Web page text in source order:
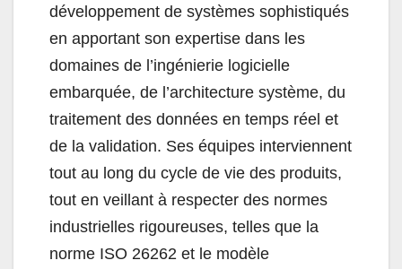
développement de systèmes sophistiqués
en apportant son expertise dans les
domaines de l’ingénierie logicielle
embarquée, de l’architecture système, du
traitement des données en temps réel et
de la validation. Ses équipes interviennent
tout au long du cycle de vie des produits,
tout en veillant à respecter des normes
industrielles rigoureuses, telles que la
norme ISO 26262 et le modèle